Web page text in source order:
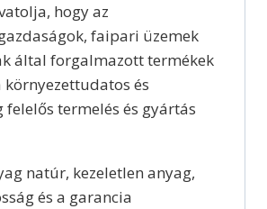
hogy az
faipari üzemek
által forgalmazott termékek
környezettudatos és
termelés és gyártás
natúr, kezeletlen anyag,
és a garancia